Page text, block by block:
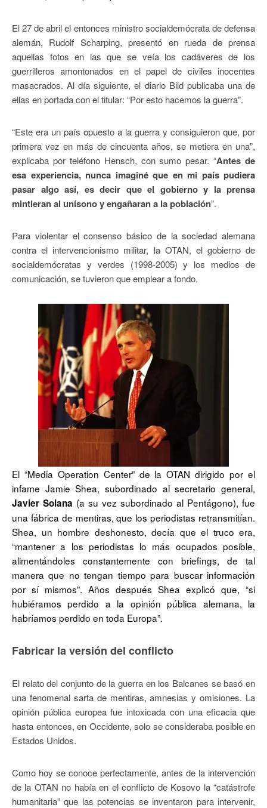
El 27 de abril el entonces ministro socialdemócrata de defensa
alemán, Rudolf Scharping, presentó en rueda de prensa
aquellas fotos en las que se veía los cadáveres de los
guerrilleros amontonados en el papel de civiles inocentes
masacrados. Al día siguiente, el diario Bild publicaba una de
ellas en portada con el titular: “Por esto hacemos la guerra”.
“Este era un país opuesto a la guerra y consiguieron que, por
primera vez en más de cincuenta años, se metiera en una”,
explicaba por teléfono Hensch, con sumo pesar. “Antes de
esa experiencia, nunca imaginé que en mi país pudiera
pasar algo así, es decir que el gobierno y la prensa
mintieran al unísono y engañaran a la población”.
Para violentar el consenso básico de la sociedad alemana
contra el intervencionismo militar, la OTAN, el gobierno de
socialdemócratas y verdes (1998-2005) y los medios de
comunicación, se tuvieron que emplear a fondo.
El “Media Operation Center” de la OTAN dirigido por el
infame Jamie Shea, subordinado al secretario general,
Javier Solana (a su vez subordinado al Pentágono), fue
una fábrica de mentiras, que los periodistas retransmitían.
Shea, un hombre deshonesto, decía que el truco era,
“mantener a los periodistas lo más ocupados posible,
alimentándoles constantemente con briefings, de tal
manera que no tengan tiempo para buscar información
por sí mismos”. Años después Shea explicó que, “si
hubiéramos perdido a la opinión pública alemana, la
habríamos perdido en toda Europa”.
Fabricar la versión del conflicto
El relato del conjunto de la guerra en los Balcanes se basó en
una fenomenal sarta de mentiras, amnesias y omisiones. La
opinión pública europea fue intoxicada con una eficacia que
hasta entonces, en Occidente, solo se consideraba posible en
Estados Unidos.
Como hoy se conoce perfectamente, antes de la intervención
de la OTAN no había en el conflicto de Kosovo la “catástrofe
humanitaria” que las potencias se inventaron para intervenir,